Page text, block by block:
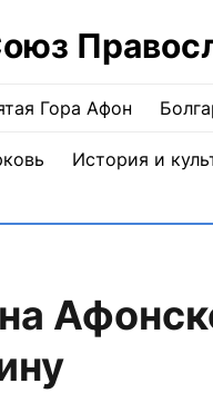
Гора Афон
История и